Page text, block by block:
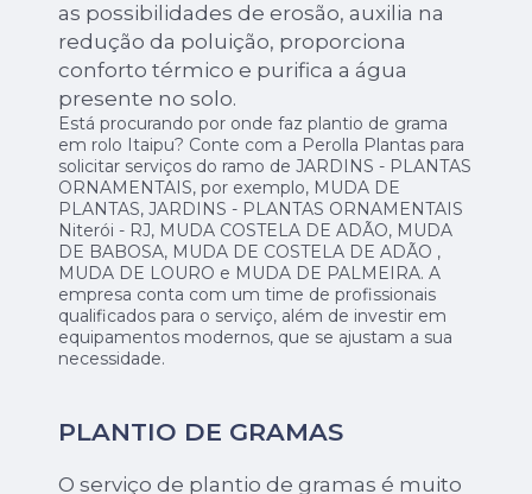
as possibilidades de erosão, auxilia na
redução da poluição, proporciona
conforto térmico e purifica a água
presente no solo.
Está procurando por onde faz plantio de grama
em rolo Itaipu? Conte com a Perolla Plantas para
solicitar serviços do ramo de JARDINS - PLANTAS
ORNAMENTAIS, por exemplo, MUDA DE
PLANTAS, JARDINS - PLANTAS ORNAMENTAIS
Niterói - RJ, MUDA COSTELA DE ADÃO, MUDA
DE BABOSA, MUDA DE COSTELA DE ADÃO ,
MUDA DE LOURO e MUDA DE PALMEIRA. A
empresa conta com um time de profissionais
qualificados para o serviço, além de investir em
equipamentos modernos, que se ajustam a sua
necessidade.
PLANTIO DE GRAMAS
O serviço de plantio de gramas é muito